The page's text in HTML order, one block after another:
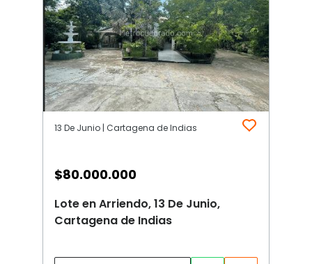
13 De Junio | Cartagena de Indias
$80.000.000
Lote en Arriendo, 13 De Junio,
Cartagena de Indias